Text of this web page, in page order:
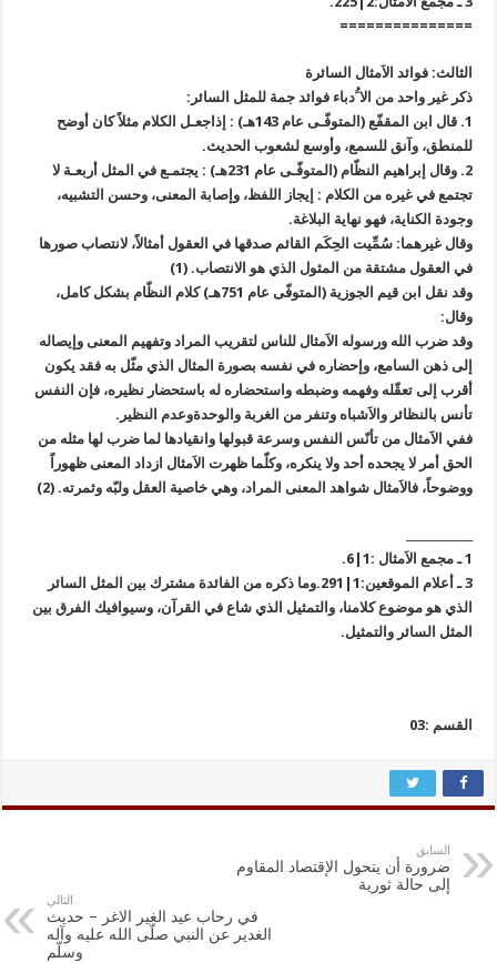
===============
الثالث: فوائد الاَمثال السائرة
ذكر غير واحد من الا َُدباء فوائد جمة للمثل السائر:
1. قال ابن المقفّع (المتوفّـى عام 143هـ) : إذاجعـل الكلام مثلاً كان أوضح
للمنطق، وآنق للسمع، وأوسع لشعوب الحديث.
2. وقال إبراهيم النظّام (المتوفّـى عام 231هـ) : يجتمـع في المثل أربعـة لا
تجتمع في غيره من الكلام : إيجاز اللفظ، وإصابة المعنى، وحسن التشبيه،
وجودة الكناية، فهو نهاية البلاغة.
وقال غيرهما: سُمِّيت الحِكَم القائم صدقها في العقول أمثالاً، لانتصاب صورها
في العقول مشتقة من المثول الذي هو الانتصاب. (1)
وقد نقل ابن قيم الجوزية (المتوفّى عام 751هـ) كلام النظّام بشكل كامل،
وقال:
وقد ضرب الله ورسوله الاَمثال للناس لتقريب المراد وتفهيم المعنى وإيصاله
إلى ذهن السامع، وإحضاره في نفسه بصورة المثال الذي مثّل به فقد يكون
أقرب إلى تعقّله وفهمه وضبطه واستحضاره له باستحضار نظيره، فإن النفس
تأنس بالنظائر والاَشباه وتنفر من الغربة والوحدةوعدم النظير.
ففي الاَمثال من تأنّس النفس وسرعة قبولها وانقيادها لما ضرب لها مثله من
الحق أمر لا يجحده أحد ولا ينكره، وكلّما ظهرت الاَمثال ازداد المعنى ظهوراً
ووضوحاً، فالاَمثال شواهد المعنى المراد، وهي خاصية العقل ولبّه وثمرته. (2)
1 ـ مجمع الاَمثال :1|6.
3 ـ أعلام الموقعين:1|291.وما ذكره من الفائدة مشترك بين المثل السائر
الذي هو موضوع كلامنا، والتمثيل الذي شاع في القرآن، وسيوافيك الفرق بين
المثل السائر والتمثيل.
القسم :03
السابق
ضرورة أن يتحول الإقتصاد المقاوم
إلى حالة ثورية
التالي
في رحاب عيد الغير الاغر – حديث
الغدير عن النبي صلّى الله عليه وآله
وسلّم